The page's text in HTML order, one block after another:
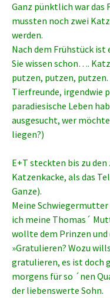
Ganz pünktlich war
mussten noch zwei
werden.
Nach dem Frühstück ist
Sie wissen schon….
putzen, putzen, putzen.
Tierfreunde, irgendwie
paradiesische Leben
ausgesucht, wer
liegen?)
E+T steckten bis zu
Katzenkacke, als das
Ganze).
Meine
ich meine Thomas´
wollte dem Prinzen
»Gratulieren? Wozu
gratulieren, es ist doch
morgens für so ´nen
der liebenswerte Sohn.